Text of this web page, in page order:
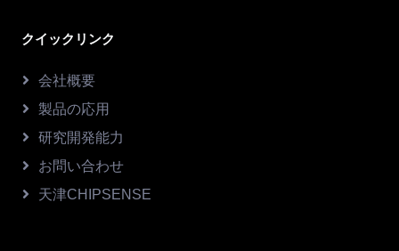
クイックリンク
会社概要
製品の応用
研究開発能力
お問い合わせ
天津CHIPSENSE